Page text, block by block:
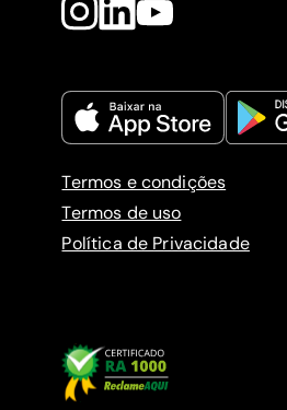
Termos e condições
Termos de uso
Política de Privacidade